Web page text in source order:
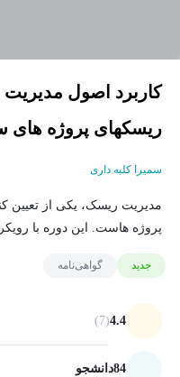
کاربرد اصول مدیریت
ریسک‏های پروژه ‏های
سمیرا کلبه داری
مدیریت ریسک، یکی از تعیین
پروژه هاست. این دوره با
جدید گواهی‌نامه
4.4
(7)
84دانشجو